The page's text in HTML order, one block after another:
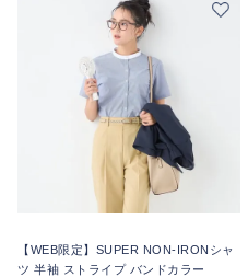
【WEB限定】SUPER NON-IRONシャ
ツ 半袖 ストライプ バンドカラー